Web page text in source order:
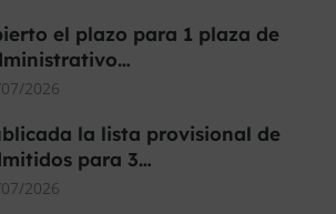
el plazo para 1 plaza de
2026
la lista provisional de
para 3…
2026